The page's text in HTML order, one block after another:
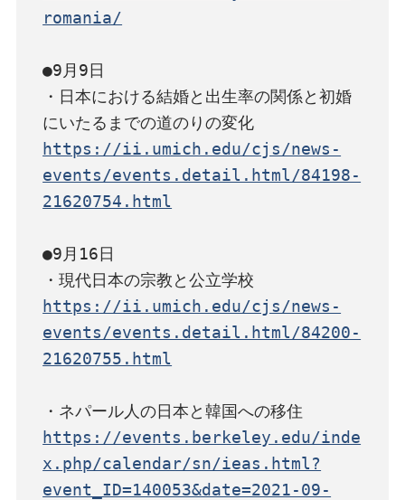
romania/
●9月9日
・日本における結婚と出生率の関係と初婚
https://ii.umich.edu/cjs/news-
events/events.detail.html/84198-
21620754.html
●9月16日
https://ii.umich.edu/cjs/news-
events/events.detail.html/84200-
21620755.html
https://events.berkeley.edu/inde
x.php/calendar/sn/ieas.html?
event_ID=140053&date=2021-09-